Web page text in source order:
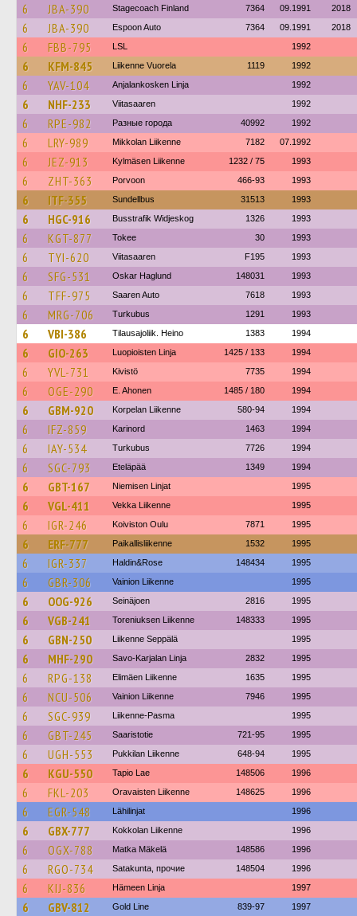
6 JBA-390 Stagecoach Finland 7364 09.1991 2018
6 JBA-390 Espoon Auto 7364 09.1991 2018
6 FBB-795 LSL 1992
6 KFM-845 Liikenne Vuorela 1119 1992
6 YAV-104 Anjalankosken Linja 1992
6 NHF-233 Viitasaaren 1992
6 RPE-982 Разные города 40992 1992
6 LRY-989 Mikkolan Liikenne 7182 07.1992
6 JEZ-913 Kylmäsen Liikenne 1232 / 75 1993
6 ZHT-363 Porvoon 466-93 1993
6 ITF-355 Sundellbus 31513 1993
6 HGC-916 Busstrafik Widjeskog 1326 1993
6 KGT-877 Tokee 30 1993
6 TYI-620 Viitasaaren F195 1993
6 SFG-531 Oskar Haglund 148031 1993
6 TFF-975 Saaren Auto 7618 1993
6 MRG-706 Turkubus 1291 1993
6 VBI-386 Tilausajoliik. Heino 1383 1994
6 GIO-263 Luopioisten Linja 1425 / 133 1994
6 YVL-731 Kivistö 7735 1994
6 OGE-290 E. Ahonen 1485 / 180 1994
6 GBM-920 Korpelan Liikenne 580-94 1994
6 IFZ-859 Karinord 1463 1994
6 IAY-534 Turkubus 7726 1994
6 SGC-793 Eteläpää 1349 1994
6 GBT-167 Niemisen Linjat 1995
6 VGL-411 Vekka Liikenne 1995
6 IGR-246 Koiviston Oulu 7871 1995
6 ERF-777 Paikallisliikenne 1532 1995
6 IGR-337 Haldin&Rose 148434 1995
6 GBR-306 Vainion Liikenne 1995
6 OOG-926 Seinäjoen 2816 1995
6 VGB-241 Toreniuksen Liikenne 148333 1995
6 GBN-250 Liikenne Seppälä 1995
6 MHF-290 Savo-Karjalan Linja 2832 1995
6 RPG-138 Elimäen Liikenne 1635 1995
6 NCU-506 Vainion Liikenne 7946 1995
6 SGC-939 Liikenne-Pasma 1995
6 GBT-245 Saaristotie 721-95 1995
6 UGH-553 Pukkilan Liikenne 648-94 1995
6 KGU-550 Tapio Lae 148506 1996
6 FKL-203 Oravaisten Liikenne 148625 1996
6 EGR-548 Lähilinjat 1996
6 GBX-777 Kokkolan Liikenne 1996
6 OGX-788 Matka Mäkelä 148586 1996
6 RGO-734 Satakunta, прочие 148504 1996
6 KIJ-836 Hämeen Linja 1997
6 GBV-812 Gold Line 839-97 1997